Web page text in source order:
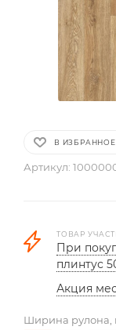
В ИЗБРАННОЕ
Артикул:
ТОВАР
При
плинтус
Акция
Ширина рулона,